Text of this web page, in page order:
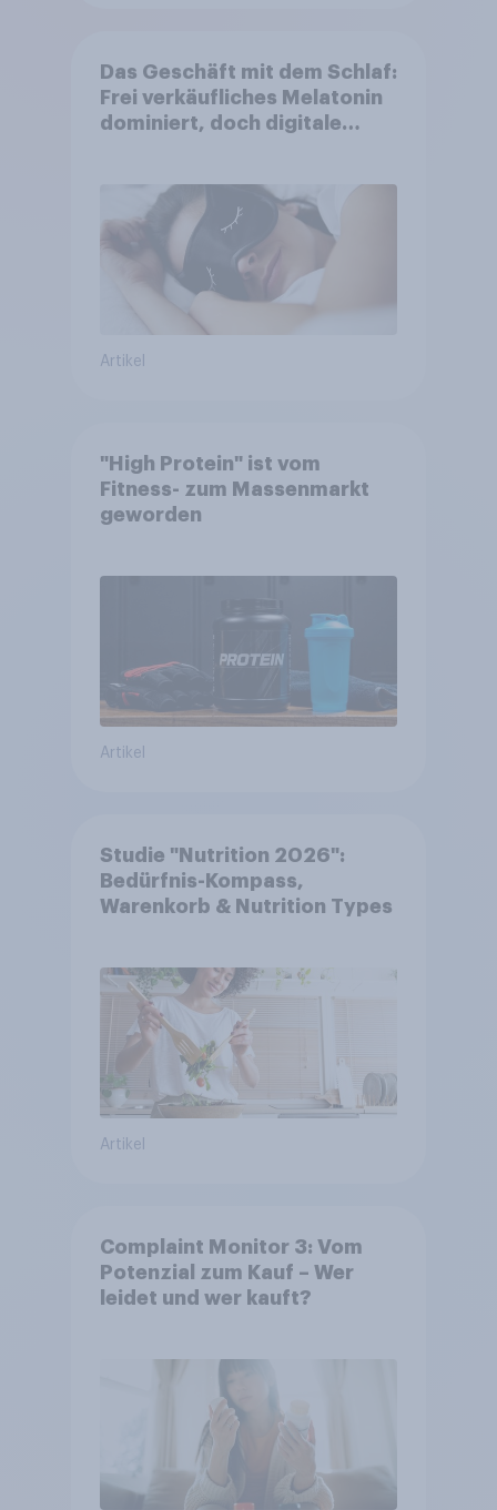
Das Geschäft mit dem Schlaf:
Frei verkäufliches Melatonin
dominiert, doch digitale
Artikel
"High Protein" ist vom
Fitness- zum Massenmarkt
geworden
Artikel
Studie "Nutrition 2026":
Bedürfnis-Kompass,
Warenkorb & Nutrition Types
Artikel
Complaint Monitor 3: Vom
Potenzial zum Kauf – Wer
leidet und wer kauft?